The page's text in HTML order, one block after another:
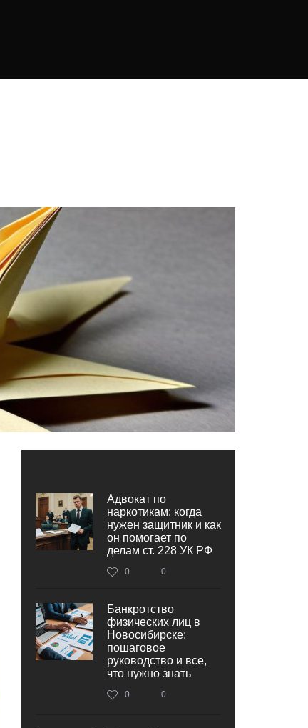
Адвокат по
наркотикам: когда
нужен защитник и как
он помогает по
делам ст. 228 УК РФ
0 0
Банкротство
физических лиц в
Новосибирске:
пошаговое
руководство и все,
что нужно знать
0 0